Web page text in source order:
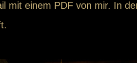
mit einem PDF von mir. In